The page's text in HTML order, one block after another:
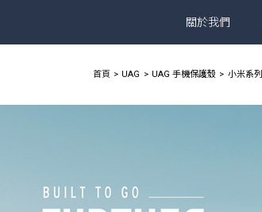
關於我們
首頁 UAG UAG 手機保護殼 小米系列